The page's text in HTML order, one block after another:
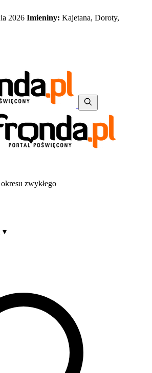
2026 Imieniny: Kajetana, Doroty,
zwykłego
▾